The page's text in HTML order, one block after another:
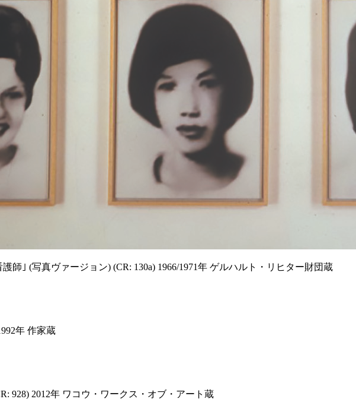
師｣ (写真ヴァージョン) (CR: 130a) 1966/1971年 ゲルハルト・リヒター財団蔵
年 作家蔵
928) 2012年 ワコウ・ワークス・オブ・アート蔵